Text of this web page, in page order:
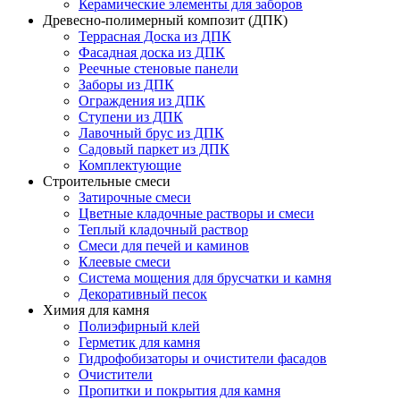
Керамические элементы для заборов
Древесно-полимерный композит (ДПК)
Террасная Доска из ДПК
Фасадная доска из ДПК
Реечные стеновые панели
Заборы из ДПК
Ограждения из ДПК
Ступени из ДПК
Лавочный брус из ДПК
Садовый паркет из ДПК
Комплектующие
Строительные смеси
Затирочные смеси
Цветные кладочные растворы и смеси
Теплый кладочный раствор
Смеси для печей и каминов
Клеевые смеси
Система мощения для брусчатки и камня
Декоративный песок
Химия для камня
Полиэфирный клей
Герметик для камня
Гидрофобизаторы и очистители фасадов
Очистители
Пропитки и покрытия для камня